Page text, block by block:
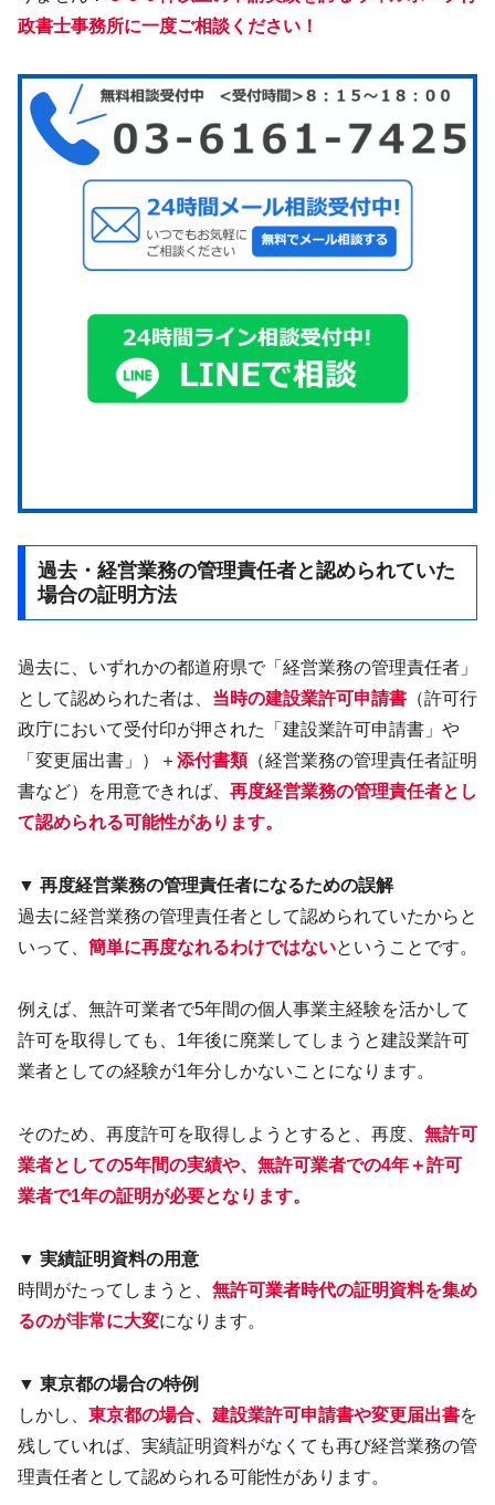
政書士事務所に一度ご相談ください！
過去・経営業務の管理責任者と認められていた
場合の証明方法
過去に、いずれかの都道府県で「経営業務の管理責任者」
として認められた者は、 当時の建設業許可申請書 （許可行
政庁において受付印が押された「建設業許可申請書」や
「変更届出書」）＋添付書類（経営業務の管理責任者証明
書など）を用意できれば、 再度経営業務の管理責任者とし
て認められる可能性があります。
▼ 再度経営業務の管理責任者になるための誤解
過去に経営業務の管理責任者として認められていたからと
いって、 簡単に再度なれるわけではないということです。
例えば、無許可業者で5年間の個人事業主経験を活かして
許可を取得しても、1年後に廃業してしまうと建設業許可
業者としての経験が1年分しかないことになります。
そのため、再度許可を取得しようとすると、再度、 無許可
業者としての5年間の実績や、無許可業者での4年＋許可
業者で1年の証明が必要となります。
▼ 実績証明資料の用意
時間がたってしまうと、 無許可業者時代の証明資料を集め
るのが非常に大変になります。
▼ 東京都の場合の特例
しかし、 東京都の場合、建設業許可申請書や変更届出書を
残していれば、実績証明資料がなくても再び経営業務の管
理責任者として認められる可能性があります。